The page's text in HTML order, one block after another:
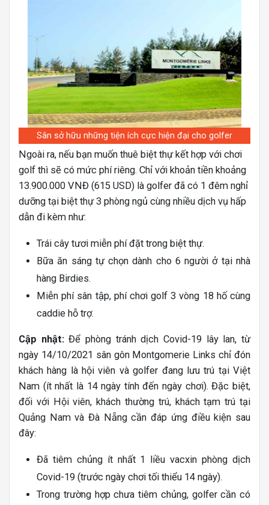
Sân sở hữu những tiện ích cực hiện đại cho golfer
Ngoài ra, nếu bạn muốn thuê biệt thự kết hợp với chơi
golf thì sẽ có mức phí riêng. Chỉ với khoản tiền khoảng
13.900.000 VNĐ (615 USD) là golfer đã có 1 đêm nghỉ
dưỡng tại biệt thự 3 phòng ngủ cùng nhiều dịch vụ hấp
dẫn đi kèm như:
Trái cây tươi miễn phí đặt trong biệt thự.
Bữa ăn sáng tự chọn dành cho 6 người ở tại nhà
hàng Birdies.
Miễn phí sân tập, phí chơi golf 3 vòng 18 hố cùng
caddie hỗ trợ.
Cập nhật:Để phòng tránh dịch Covid-19 lây lan, từ
ngày 14/10/2021 sân gôn Montgomerie Links chỉ đón
khách hàng là hội viên và golfer đang lưu trú tại Việt
Nam (ít nhất là 14 ngày tính đến ngày chơi). Đặc biệt,
đối với Hội viên, khách thường trú, khách tạm trú tại
Quảng Nam và Đà Nẵng cần đáp ứng điều kiện sau
đây:
Đã tiêm chủng ít nhất 1 liều vacxin phòng dịch
Covid-19 (trước ngày chơi tối thiểu 14 ngày).
Trong trường hợp chưa tiêm chủng, golfer cần có